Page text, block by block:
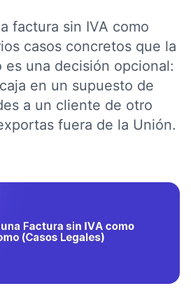
factura sin IVA como
casos concretos que la
una decisión opcional:
en un supuesto de
a un cliente de otro
fuera de la Unión.